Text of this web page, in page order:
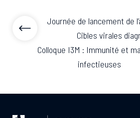
Journée de lancement de
Cibles virales
Colloque I3M : Immunité et
infectieuses